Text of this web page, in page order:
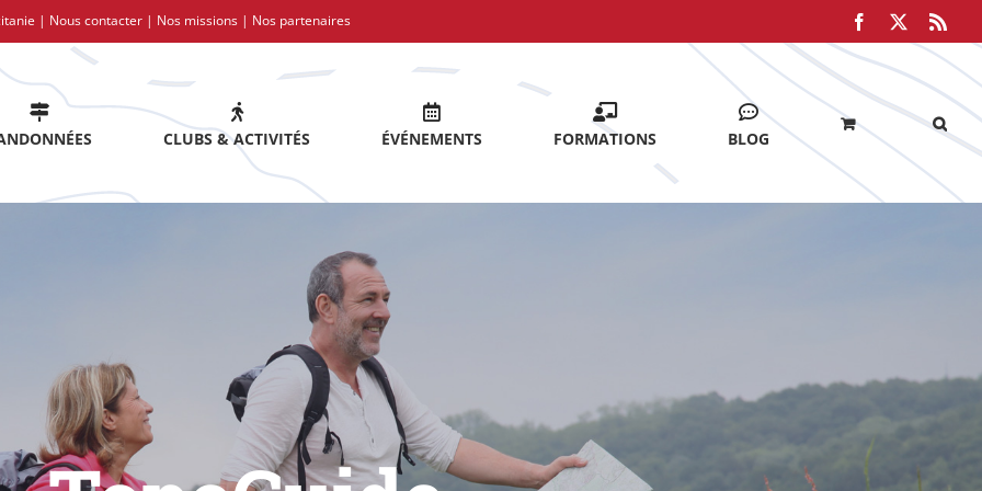
| Nous contacter | Nos missions | Nos partenaires Facebook
CLUBS & ACTIVITÉS ÉVÉNEMENTS FORMATIONS BLOG